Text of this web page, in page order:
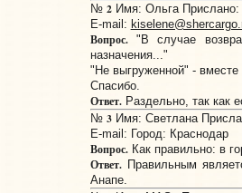
№ 2Имя: Ольга Прислано:
E-mail:
Вопрос."В случае
назначения..."
"Не выгруженной" - вместе
Спасибо.
Ответ.Раздельно, так как
№ 3Имя: Светлана
E-mail: Город: Краснодар
Вопрос.Как правильно: в
Ответ.Правильным
Анапе.